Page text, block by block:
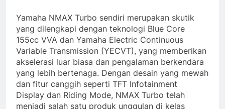
Yamaha NMAX Turbo sendiri merupakan skutik
yang dilengkapi dengan teknologi Blue Core
155cc VVA dan Yamaha Electric Continuous
Variable Transmission (YECVT), yang memberikan
akselerasi luar biasa dan pengalaman berkendara
yang lebih bertenaga. Dengan desain yang mewah
dan fitur canggih seperti TFT Infotainment
Display dan Riding Mode, NMAX Turbo telah
menjadi salah satu produk unggulan di kelas